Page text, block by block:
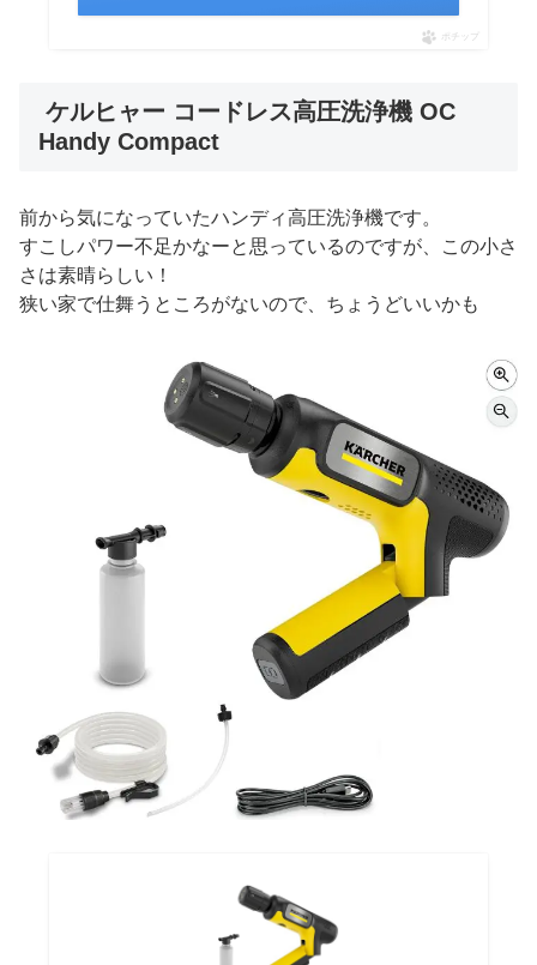
ポチップ
ケルヒャー コードレス高圧洗浄機 OC
Handy Compact
前から気になっていたハンディ高圧洗浄機です。
すこしパワー不足かなーと思っているのですが、この小さ
さは素晴らしい！
狭い家で仕舞うところがないので、ちょうどいいかも